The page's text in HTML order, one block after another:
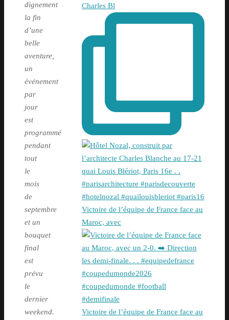
dignement
la fin
d’une
belle
aventure,
un
événement
par
jour
est
programmé
pendant
tout
le
mois
de
septembre
et un
bouquet
final
est
prévu
le
dernier
weekend.
Charles Bl
Victoire de l’équipe de France face au
Maroc, avec
Victoire de l’équipe de France face au